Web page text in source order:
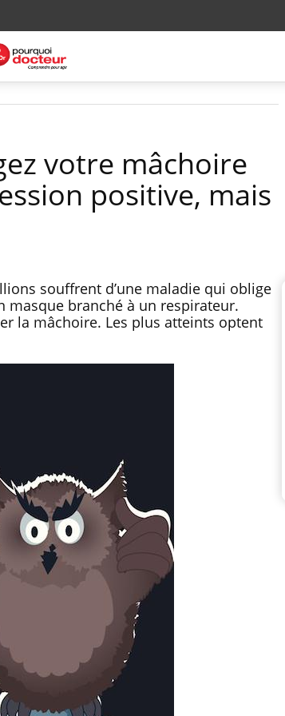
votre mâchoire
positive, mais
souffrent d’une maladie qui oblige
masque branché à un respirateur.
la mâchoire. Les plus atteints optent
?
de
t-il ?
il
du
Grossesse et chaleur :
que dit la science
Le smartphone nuit-il à